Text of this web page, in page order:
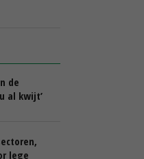
de
al kwijt’
lege